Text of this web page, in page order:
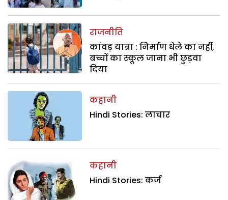
राजनीति
कांवड़ यात्रा : निर्माण धेले का नहीं,
बच्चों का स्कूल जाना भी छुड़वा
दिया
कहानी
Hindi Stories: लाचार
कहानी
Hindi Stories: कर्ज